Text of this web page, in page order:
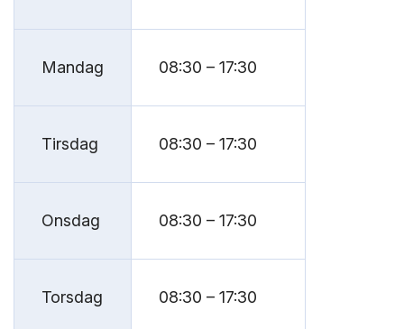
Mandag 08:30 – 17:30
Tirsdag 08:30 – 17:30
Onsdag 08:30 – 17:30
Torsdag 08:30 – 17:30